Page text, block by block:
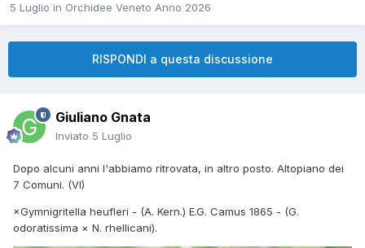
5 Luglio in Orchidee Veneto Anno 2026
RISPONDI a questa discussione
Giuliano Gnata
Inviato 5 Luglio
Dopo alcuni anni l'abbiamo ritrovata, in altro posto. Altopiano dei
7 Comuni. (VI)
×Gymnigritella heufleri - (A. Kern.) E.G. Camus 1865 - (G.
odoratissima × N. rhellicani).